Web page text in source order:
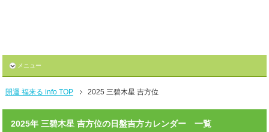
メニュー
開運 福来る info TOP 2025 三碧木星 吉方位
2025年 三碧木星 吉方位の日盤吉方カレンダー 一覧